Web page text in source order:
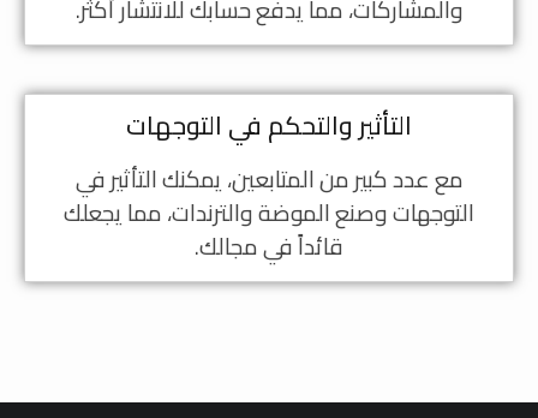
والمشاركات، مما يدفع حسابك للانتشار أكثر.
التأثير والتحكم في التوجهات
مع عدد كبير من المتابعين، يمكنك التأثير في
التوجهات وصنع الموضة والترندات، مما يجعلك
قائداً في مجالك.